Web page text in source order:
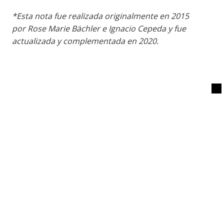
*Esta nota fue realizada originalmente en 2015
por Rose Marie Bächler e Ignacio Cepeda y fue
actualizada y complementada en 2020.